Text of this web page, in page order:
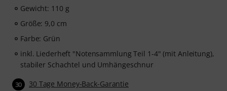
Gewicht: 110 g
Größe: 9,0 cm
Farbe: Grün
inkl. Liederheft "Notensammlung Teil 1-4" (mit Anleitung),
stabiler Schachtel und Umhängeschnur
30 30 Tage Money-Back-Garantie